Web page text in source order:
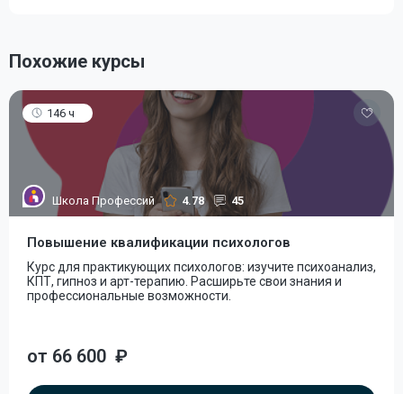
Похожие курсы
146 ч
Школа Профессий 4.78 45
Повышение квалификации психологов
Курс для практикующих психологов: изучите психоанализ,
КПТ, гипноз и арт-терапию. Расширьте свои знания и
профессиональные возможности.
от 66 600 ₽